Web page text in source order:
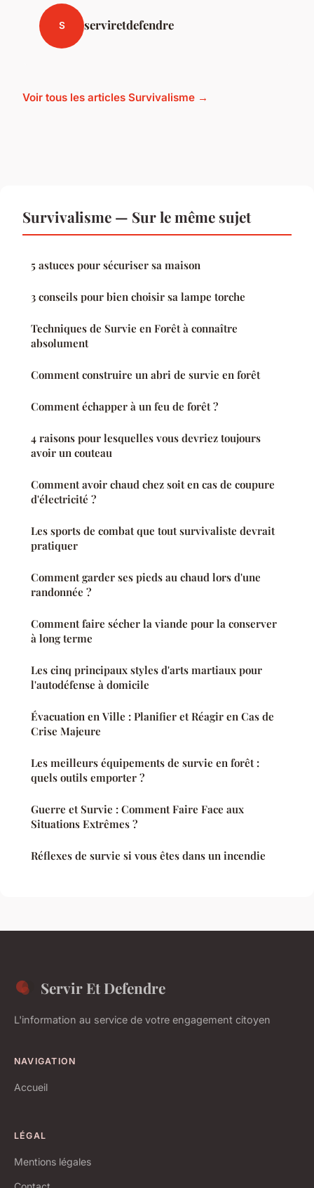
S serviretdefendre
Voir tous les articles Survivalisme →
Survivalisme — Sur le même sujet
5 astuces pour sécuriser sa maison
3 conseils pour bien choisir sa lampe torche
Techniques de Survie en Forêt à connaître
absolument
Comment construire un abri de survie en forêt
Comment échapper à un feu de forêt ?
4 raisons pour lesquelles vous devriez toujours
avoir un couteau
Comment avoir chaud chez soit en cas de coupure
d'électricité ?
Les sports de combat que tout survivaliste devrait
pratiquer
Comment garder ses pieds au chaud lors d'une
randonnée ?
Comment faire sécher la viande pour la conserver
à long terme
Les cinq principaux styles d'arts martiaux pour
l'autodéfense à domicile
Évacuation en Ville : Planifier et Réagir en Cas de
Crise Majeure
Les meilleurs équipements de survie en forêt :
quels outils emporter ?
Guerre et Survie : Comment Faire Face aux
Situations Extrêmes ?
Réflexes de survie si vous êtes dans un incendie
Servir Et Defendre
L'information au service de votre engagement citoyen
NAVIGATION
Accueil
LÉGAL
Mentions légales